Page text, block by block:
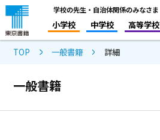
学校の先生・自治体関係のみなさま
小学校 中学校 高等学校
TOP 一般書籍 詳細
一般書籍